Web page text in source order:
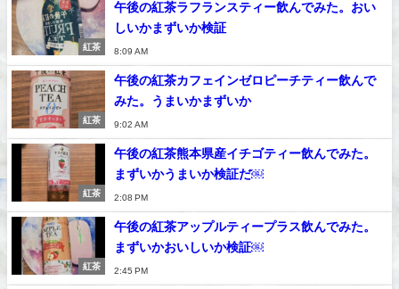
紅茶
午後の紅茶ラフランスティー飲んでみた。おい
しいかまずいか検証
8:09 AM
紅茶
午後の紅茶カフェインゼロピーチティー飲んで
みた。うまいかまずいか
9:02 AM
紅茶
午後の紅茶熊本県産イチゴティー飲んでみた。
まずいかうまいか検証だ￼
2:08 PM
紅茶
午後の紅茶アップルティープラス飲んでみた。
まずいかおいしいか検証￼
2:45 PM